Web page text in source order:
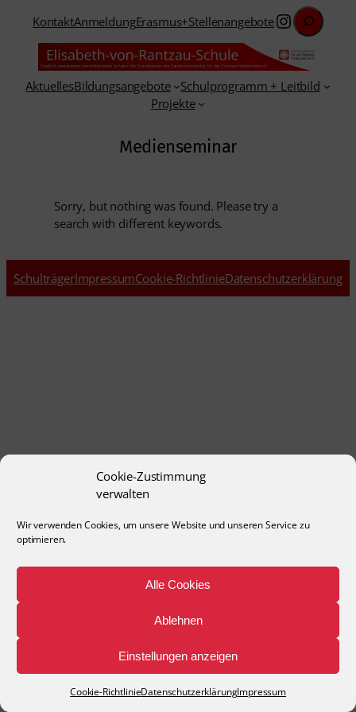
Cookie-Zustimmung
verwalten
Wir verwenden Cookies, um unsere Website und unseren Service zu
optimieren.
Alle Cookies
Ablehnen
Einstellungen anzeigen
Cookie-RichtlinieDatenschutzerklärungImpressum
Inhalt
springen
KontaktAnmeldungErasmus+Stellenangebote
Suchen
AktuellesBildungsangebote
Schulprogramm + Leitbild
Projekte
Medienseminar
Sorry, but nothing was found. Please try a
search with different keywords.
SchulträgerImpressumCookie-RichtlinieDatenschutzerklärung